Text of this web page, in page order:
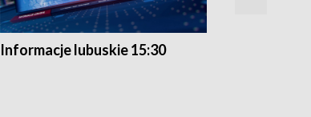
Informacje lubuskie 15:30